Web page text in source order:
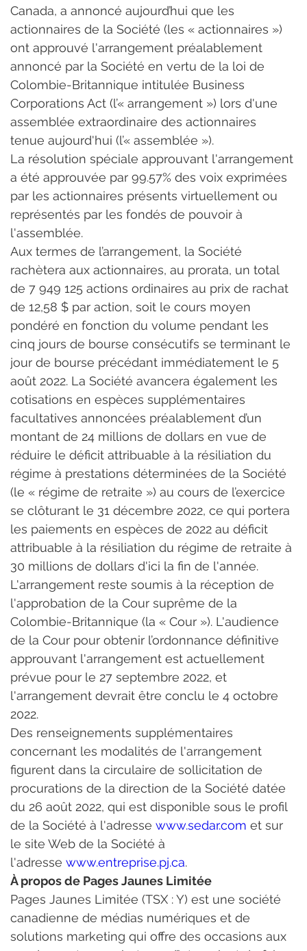
Canada, a annoncé aujourd’hui que les
actionnaires de la Société (les « actionnaires »)
ont approuvé l'arrangement préalablement
annoncé par la Société en vertu de la loi de
Colombie-Britannique intitulée Business
Corporations Act (l’« arrangement ») lors d'une
assemblée extraordinaire des actionnaires
tenue aujourd'hui (l’« assemblée »).
La résolution spéciale approuvant l'arrangement
a été approuvée par 99.57% des voix exprimées
par les actionnaires présents virtuellement ou
représentés par les fondés de pouvoir à
l'assemblée.
Aux termes de l’arrangement, la Société
rachètera aux actionnaires, au prorata, un total
de 7 949 125 actions ordinaires au prix de rachat
de 12,58 $ par action, soit le cours moyen
pondéré en fonction du volume pendant les
cinq jours de bourse consécutifs se terminant le
jour de bourse précédant immédiatement le 5
août 2022. La Société avancera également les
cotisations en espèces supplémentaires
facultatives annoncées préalablement d’un
montant de 24 millions de dollars en vue de
réduire le déficit attribuable à la résiliation du
régime à prestations déterminées de la Société
(le « régime de retraite ») au cours de l’exercice
se clôturant le 31 décembre 2022, ce qui portera
les paiements en espèces de 2022 au déficit
attribuable à la résiliation du régime de retraite à
30 millions de dollars d'ici la fin de l'année.
L'arrangement reste soumis à la réception de
l'approbation de la Cour suprême de la
Colombie-Britannique (la « Cour »). L'audience
de la Cour pour obtenir l’ordonnance définitive
approuvant l'arrangement est actuellement
prévue pour le 27 septembre 2022, et
l'arrangement devrait être conclu le 4 octobre
2022.
Des renseignements supplémentaires
concernant les modalités de l'arrangement
figurent dans la circulaire de sollicitation de
procurations de la direction de la Société datée
du 26 août 2022, qui est disponible sous le profil
de la Société à l'adresse www.sedar.com et sur
le site Web de la Société à
l'adresse www.entreprise.pj.ca.
À propos de Pages Jaunes Limitée
Pages Jaunes Limitée (TSX : Y) est une société
canadienne de médias numériques et de
solutions marketing qui offre des occasions aux